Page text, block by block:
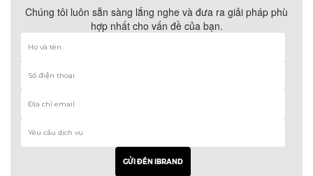
Chúng tôi luôn sẵn sàng lắng nghe và đưa ra giải pháp phù
hợp nhất cho vấn đề của bạn.